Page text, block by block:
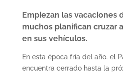
Empiezan las vacaciones
muchos planifican cruzar
en sus vehículos.
En esta época fría del año, el
encuentra cerrado hasta la